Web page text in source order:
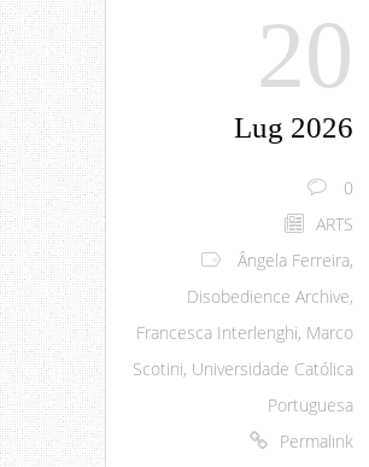
20
Lug 2026
0
ARTS
Ângela Ferreira,
Disobedience Archive,
Francesca Interlenghi, Marco
Scotini, Universidade Católica
Portuguesa
Permalink